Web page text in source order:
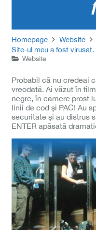
Homepage
Website
Site-ul meu a fost
Website
Probabil că nu credeai
vreodată. Ai văzut în
negre, în camere prost
linii de cod și PAC! Au
securitate și au distrus
ENTER apăsată